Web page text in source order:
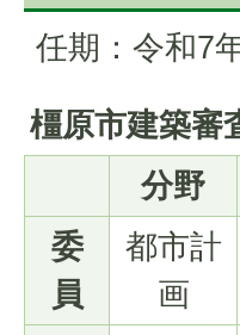
任期：令和7
橿原市建築審
分野
委
員
都市計
画